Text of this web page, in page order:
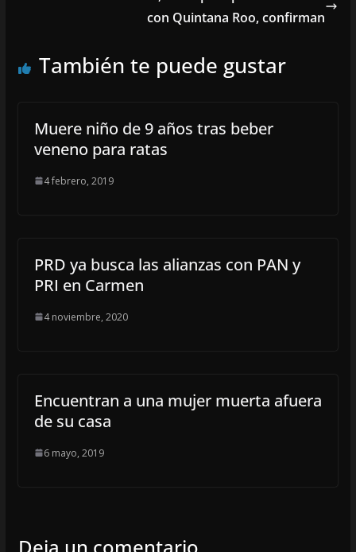
con Quintana Roo, confirman
También te puede gustar
Muere niño de 9 años tras beber
veneno para ratas
4 febrero, 2019
PRD ya busca las alianzas con PAN y
PRI en Carmen
4 noviembre, 2020
Encuentran a una mujer muerta afuera
de su casa
6 mayo, 2019
Deja un comentario